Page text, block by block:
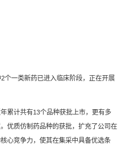
个一类新药已进入临床阶段，正在开展
累计共有13个品种获批上市，更有多
优质仿制药品种的获批，扩充了公司在
心竞争力，使其在集采中具备优选条